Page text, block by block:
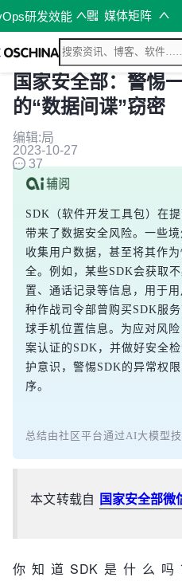
研发效能 媒体矩阵
国家安全部：警惕
的“数据间谍”窃密
编辑:局
2023-10-27
37
SDK（软件开发工具包）在
带来了数据安全风险。一些
收集用户数据，甚至将其作
全。例如，某些SDK会获取
置、通话记录等信息，用于
种作战司令部曾购买SDK服
球手机位置信息。为应对风
案认证的SDK，并做好安全
护意识，警惕SDK的异常权
序。
总结由社区平台通过AI大模型
本文转载自 国家安全部微
你知道SDK是什么吗